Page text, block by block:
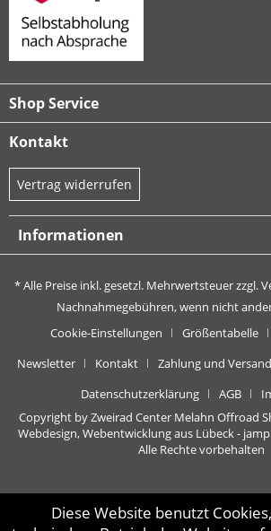
Shop Service
Kontakt
Vertrag widerrufen
Informationen
* Alle Preise inkl. gesetzl. Mehrwertsteuer zzgl.
Nachnahmegebühren, wenn nicht
Cookie-Einstellungen
Größentabelle
Newsletter
Kontakt Zahlung und Versand
Datenschutzerklärung
AGB
Copyright by Zweirad Center Melahn Offroad
Webdesign, Webentwicklung aus Lübeck -
Alle Rechte vorbehalten
Diese Website benutzt